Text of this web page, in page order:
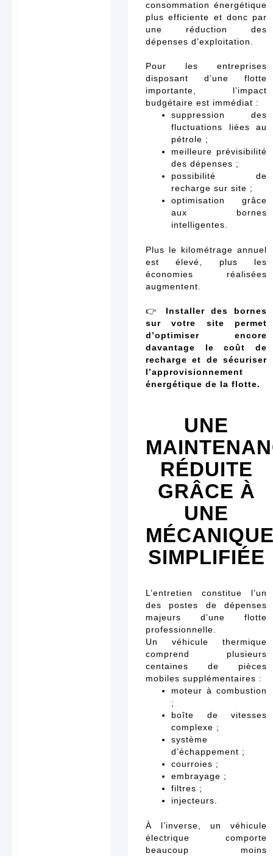
consommation énergétique
plus efficiente et donc par
une réduction des
dépenses d’exploitation.
Pour les entreprises
disposant d’une flotte
importante, l’impact
budgétaire est immédiat :
suppression des
fluctuations liées au
pétrole ;
meilleure prévisibilité
des dépenses ;
possibilité de
recharge sur site ;
optimisation grâce
aux bornes
intelligentes.
Plus le kilométrage annuel
est élevé, plus les
économies réalisées
augmentent.
👉 Installer des bornes
sur votre site permet
d’optimiser encore
davantage le coût de
recharge et de sécuriser
l’approvisionnement
énergétique de la flotte.
UNE
RÉDUITE
GRÂCE À
UNE
SIMPLIFIÉE
L’entretien constitue l’un
des postes de dépenses
majeurs d’une flotte
professionnelle.
Un véhicule thermique
comprend plusieurs
centaines de pièces
mobiles supplémentaires :
moteur à combustion
;
boîte de vitesses
complexe ;
système
d’échappement ;
courroies ;
embrayage ;
filtres ;
injecteurs.
À l’inverse, un véhicule
électrique comporte
beaucoup moins